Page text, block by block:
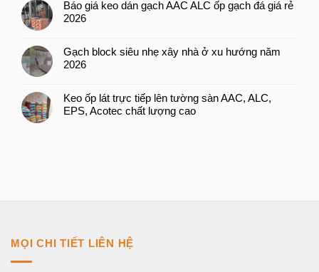
Báo giá keo dán gạch AAC ALC ốp gạch đá giá rẻ
2026
Gạch block siêu nhẹ xây nhà ở xu hướng năm
2026
Keo ốp lát trực tiếp lên tường sàn AAC, ALC,
EPS, Acotec chất lượng cao
MỌI CHI TIẾT LIÊN HỆ